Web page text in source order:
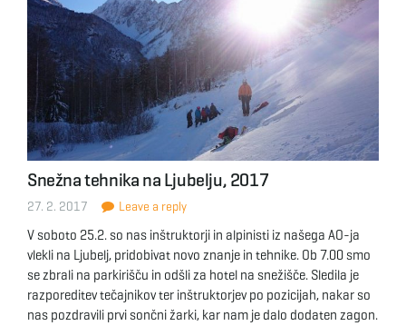
Snežna tehnika na Ljubelju, 2017
27. 2. 2017 Leave a reply
V soboto 25.2. so nas inštruktorji in alpinisti iz našega AO-ja
vlekli na Ljubelj, pridobivat novo znanje in tehnike. Ob 7.00 smo
se zbrali na parkirišču in odšli za hotel na snežišče. Sledila je
razporeditev tečajnikov ter inštruktorjev po pozicijah, nakar so
nas pozdravili prvi sončni žarki, kar nam je dalo dodaten zagon.